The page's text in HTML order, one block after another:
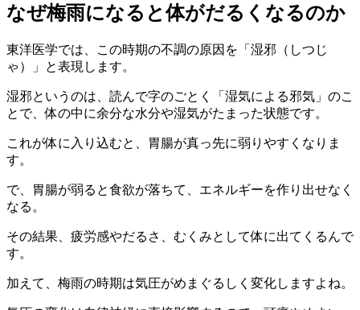
なぜ梅雨になると体がだるくなるのか
東洋医学では、この時期の不調の原因を「湿邪（しつじ
ゃ）」と表現します。
湿邪というのは、読んで字のごとく「湿気による邪気」のこ
とで、体の中に余分な水分や湿気がたまった状態です。
これが体に入り込むと、胃腸が真っ先に弱りやすくなりま
す。
で、胃腸が弱ると食欲が落ちて、エネルギーを作り出せなく
なる。
その結果、疲労感やだるさ、むくみとして体に出てくるんで
す。
加えて、梅雨の時期は気圧がめまぐるしく変化しますよね。